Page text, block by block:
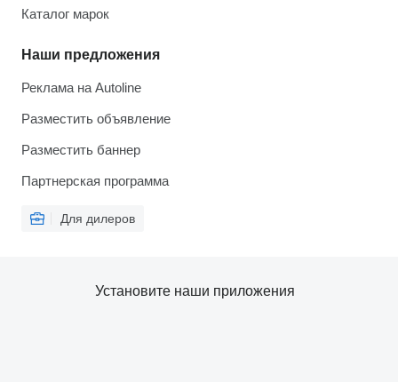
Каталог марок
Наши предложения
Реклама на Autoline
Разместить объявление
Разместить баннер
Партнерская программа
Для дилеров
Установите наши приложения